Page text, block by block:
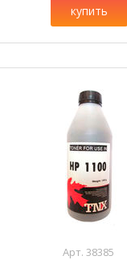
купить
Арт. 38385